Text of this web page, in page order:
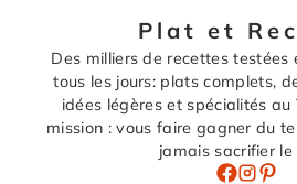
Plat et
Des milliers de recettes testées
tous les jours: plats complets,
idées légères et spécialités
mission : vous faire gagner du
jamais sacrifier le